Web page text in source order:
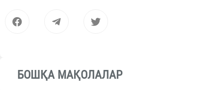
БОШҚА МАҚОЛАЛАР